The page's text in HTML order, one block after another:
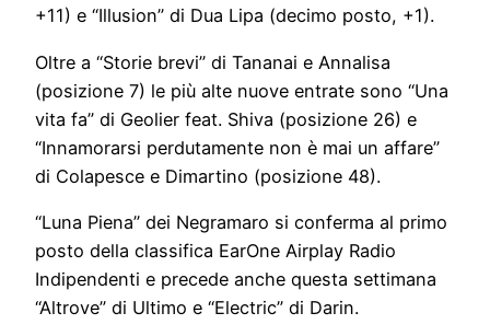
+11) e “Illusion” di Dua Lipa (decimo posto, +1).
Oltre a “Storie brevi” di Tananai e Annalisa
(posizione 7) le più alte nuove entrate sono “Una
vita fa” di Geolier feat. Shiva (posizione 26) e
“Innamorarsi perdutamente non è mai un affare”
di Colapesce e Dimartino (posizione 48).
“Luna Piena” dei Negramaro si conferma al primo
posto della classifica EarOne Airplay Radio
Indipendenti e precede anche questa settimana
“Altrove” di Ultimo e “Electric” di Darin.